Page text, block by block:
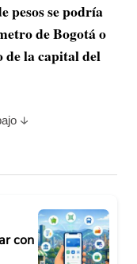
pesos se podría
de Bogotá o
de la capital del
con